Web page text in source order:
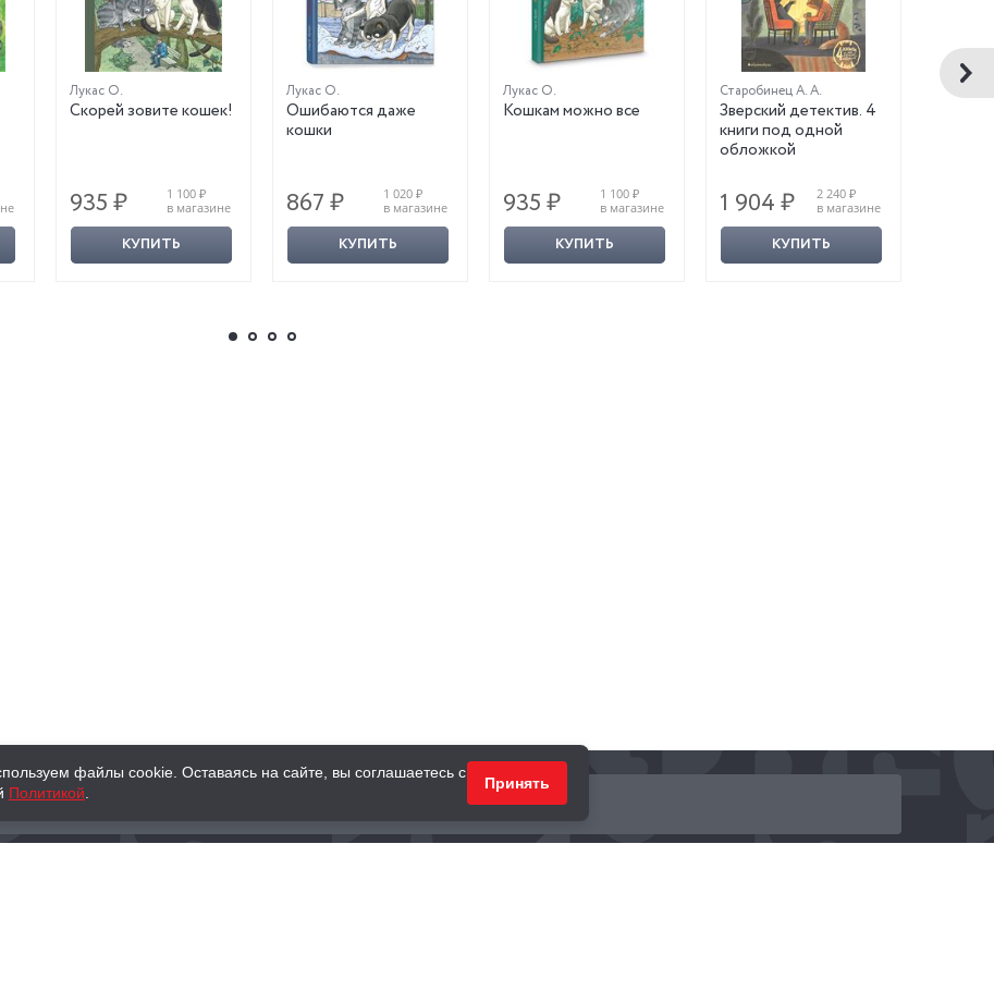
Лукас О.
Скорей зовите кошек!
935 ₽
1 100 ₽
в магазине
КУПИТЬ
Лукас О.
Ошибаются даже
кошки
867 ₽
1 020 ₽
в магазине
КУПИТЬ
Лукас О.
Кошкам можно все
935 ₽
1 100 ₽
в магазине
КУПИТЬ
Старобинец А. А.
Зверский детектив. 4
книги под одной
обложкой
1 904 ₽
2 240 ₽
в магазине
КУПИТЬ
КНИГИ ПОДАРКИ
файлы cookie. Оставаясь на сайте, вы соглашаетесь с
Политикой
Принять